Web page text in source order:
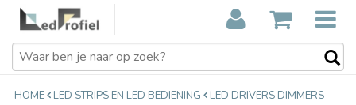
RGBW Gledopto Zigbee Pro
Controller GL-C-007P ZLL
Compatibel | 12-54 Volt
€29,90
HOME LED STRIPS EN LED BEDIENING
LED DRIVERS DIMMERS